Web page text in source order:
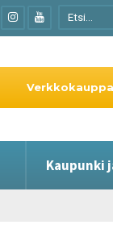
Kaupunki
Verkkokauppa